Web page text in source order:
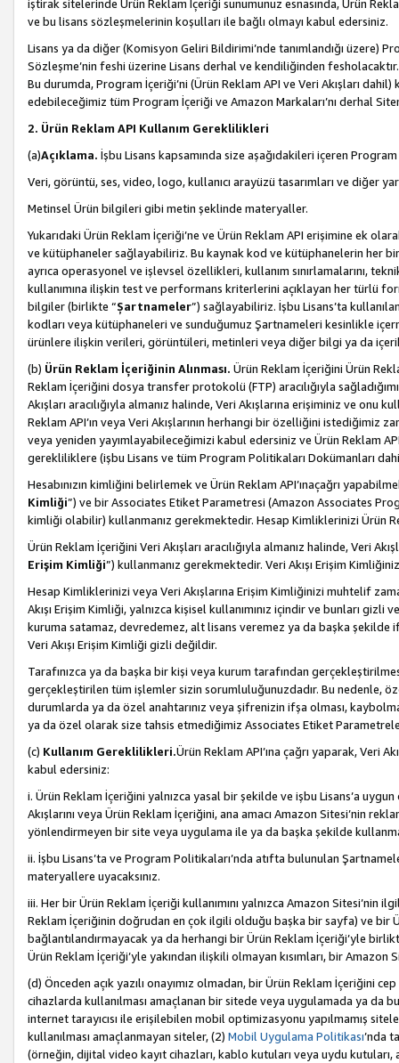
iştirak sitelerinde Ürün Reklam İçeriği sunumunuz esnasında, Ürün
ve bu lisans sözleşmelerinin koşulları ile bağlı olmayı kabul edersiniz.
Lisans ya da diğer (Komisyon Geliri Bildirimi’nde tanımlandığı üzere)
Sözleşme’nin feshi üzerine Lisans derhal ve kendiliğinden
Bu durumda, Program İçeriği’ni (Ürün Reklam API ve Veri Akışları
edebileceğimiz tüm Program İçeriği ve Amazon Markaları’nı derhal
2. Ürün Reklam API Kullanım Gereklilikleri
(a)Açıklama. İşbu Lisans kapsamında size aşağıdakileri içeren
Veri, görüntü, ses, video, logo, kullanıcı arayüzü tasarımları ve diğer
Metinsel Ürün bilgileri gibi metin şeklinde materyaller.
Yukarıdaki Ürün Reklam İçeriği’ne ve Ürün Reklam API erişimine ek
ve kütüphaneler sağlayabiliriz. Bu kaynak kod ve kütüphanelerin her
ayrıca operasyonel ve işlevsel özellikleri, kullanım sınırlamalarını,
kullanımına ilişkin test ve performans kriterlerini açıklayan her türlü
bilgiler (birlikte “Şartnameler”) sağlayabiliriz. İşbu Lisans’ta
kodları veya kütüphaneleri ve sunduğumuz Şartnameleri kesinlikle
ürünlere ilişkin verileri, görüntüleri, metinleri veya diğer bilgi ya da
(b) Ürün Reklam İçeriğinin Alınması. Ürün Reklam İçeriğini Ürün
Reklam İçeriğini dosya transfer protokolü (FTP) aracılığıyla
Akışları aracılığıyla almanız halinde, Veri Akışlarına erişiminiz ve onu
Reklam API’ın veya Veri Akışlarının herhangi bir özelliğini
veya yeniden yayımlayabileceğimizi kabul edersiniz ve Ürün Reklam
gerekliliklere (işbu Lisans ve tüm Program Politikaları Dokümanları
Hesabınızın kimliğini belirlemek ve Ürün Reklam API’ınaçağrı
Kimliği”) ve bir Associates Etiket Parametresi (Amazon Associates
kimliği olabilir) kullanmanız gerekmektedir. Hesap Kimliklerinizi Ürün
Ürün Reklam İçeriğini Veri Akışları aracılığıyla almanız halinde, Veri
Erişim Kimliği”) kullanmanız gerekmektedir. Veri Akışı Erişim
Hesap Kimliklerinizi veya Veri Akışlarına Erişim Kimliğinizi muhtelif
Akışı Erişim Kimliği, yalnızca kişisel kullanımınız içindir ve bunları
kuruma satamaz, devredemez, alt lisans veremez ya da başka şekilde
Veri Akışı Erişim Kimliği gizli değildir.
Tarafınızca ya da başka bir kişi veya kurum tarafından
gerçekleştirilen tüm işlemler sizin sorumluluğunuzdadır. Bu nedenle,
durumlarda ya da özel anahtarınız veya şifrenizin ifşa olması,
ya da özel olarak size tahsis etmediğimiz Associates Etiket
(c) Kullanım Gereklilikleri.Ürün Reklam API’ına çağrı yaparak, Veri
kabul edersiniz:
i. Ürün Reklam İçeriğini yalnızca yasal bir şekilde ve işbu Lisans’a uygun
Akışlarını veya Ürün Reklam İçeriğini, ana amacı Amazon Sitesi’nin
yönlendirmeyen bir site veya uygulama ile ya da başka şekilde
ii. İşbu Lisans’ta ve Program Politikaları’nda atıfta bulunulan
materyallere uyacaksınız.
iii. Her bir Ürün Reklam İçeriği kullanımını yalnızca Amazon
Reklam İçeriğinin doğrudan en çok ilgili olduğu başka bir sayfa) ve bir
bağlantılandırmayacak ya da herhangi bir Ürün Reklam İçeriği’yle
Ürün Reklam İçeriği’yle yakından ilişkili olmayan kısımları, bir Amazon
(d) Önceden açık yazılı onayımız olmadan, bir Ürün Reklam İçeriğini
cihazlarda kullanılması amaçlanan bir sitede veya uygulamada ya da
internet tarayıcısı ile erişilebilen mobil optimizasyonu yapılmamış
kullanılması amaçlanmayan siteler, (2) Mobil Uygulama Politikası’nda
(örneğin, dijital video kayıt cihazları, kablo kutuları veya uydu kutuları,